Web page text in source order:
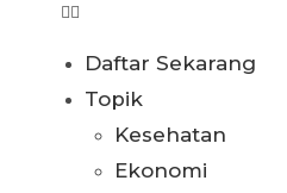
Daftar Sekarang
Topik
Kesehatan
Ekonomi